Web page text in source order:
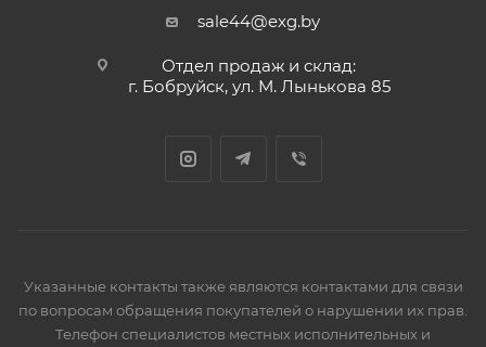
sale44@exg.by
Отдел продаж и склад:
г. Бобруйск, ул. М. Лынькова 85
Указанные контакты также являются контактами для связи
по вопросам обращения покупателей о нарушении их прав.
Телефон специалистов местных исполнительных и